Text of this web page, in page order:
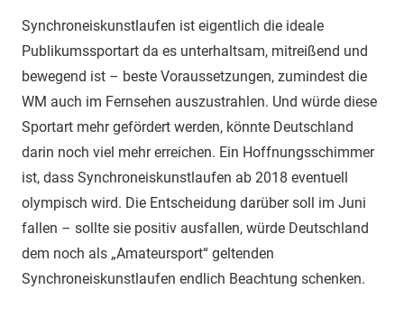
Synchroneiskunstlaufen ist eigentlich die ideale
Publikumssportart da es unterhaltsam, mitreißend und
bewegend ist – beste Voraussetzungen, zumindest die
WM auch im Fernsehen auszustrahlen. Und würde diese
Sportart mehr gefördert werden, könnte Deutschland
darin noch viel mehr erreichen. Ein Hoffnungsschimmer
ist, dass Synchroneiskunstlaufen ab 2018 eventuell
olympisch wird. Die Entscheidung darüber soll im Juni
fallen – sollte sie positiv ausfallen, würde Deutschland
dem noch als „Amateursport“ geltenden
Synchroneiskunstlaufen endlich Beachtung schenken.